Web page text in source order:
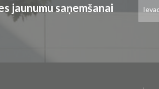
jaunumu saņemšanai